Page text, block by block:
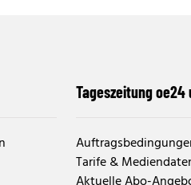
Tageszeitung oe24
Tarife &